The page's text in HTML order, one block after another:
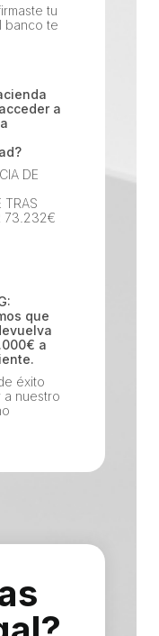
tu
banco te
a
DE
TRAS
73.232€
que
a
éxito
a nuestro